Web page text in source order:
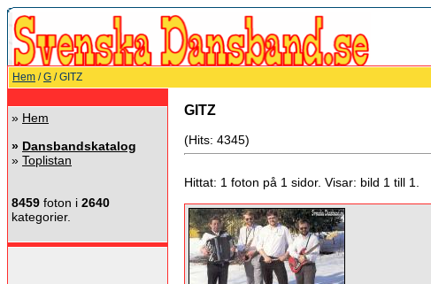
Hem /G / GITZ
» Hem
» Dansbandskatalog
» Toplistan
8459 foton i 2640
kategorier.
GITZ
(Hits: 4345)
Hittat: 1 foton på 1 sidor. Visar: bild 1 till 1.